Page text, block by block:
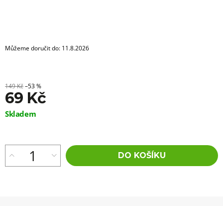
Můžeme doručit do: 11.8.2026
149 Kč–53 %
69 Kč
Měrná
Skladem
DO KOŠÍKU